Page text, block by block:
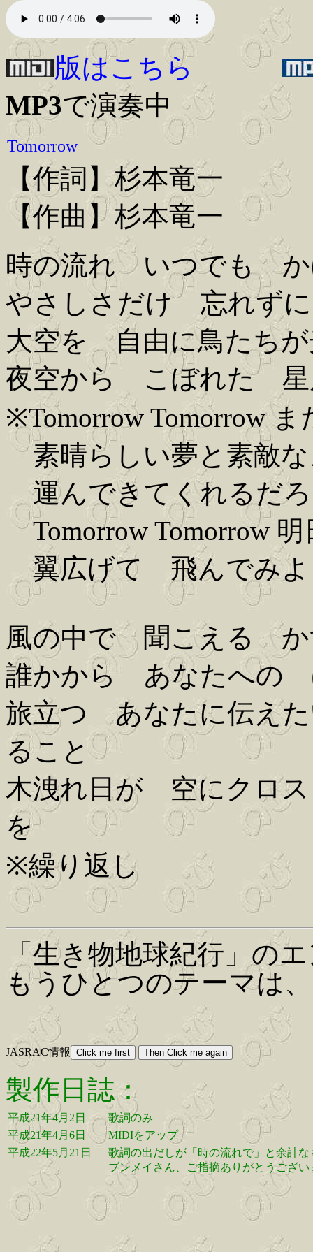
版はこちら
MP3で演奏中
Tomorrow
【作詞】杉本竜一
【作曲】杉本竜一
時の流れ いつでも か
やさしさだけ 忘れず
大空を 自由に鳥たち
夜空から こぼれた 星
※Tomorrow Tomorrow ま
素晴らしい夢と素敵
運んできてくれるだ
Tomorrow Tomorrow
翼広げて 飛んでみよ
風の中で 聞こえる
誰かから あなたへの
旅立つ あなたに伝え
ること
木洩れ日が 空にクロ
を
※繰り返し
「生き物地球紀行」の
もうひとつのテーマは
JASRAC情報
製作日誌：
平成21年4月2日
歌詞のみ
平成21年4月6日
MIDIをアップ
平成22年5月21日
歌詞の出だしが「時の流れで」と余計
ブンメイさん、ご指摘ありがとうござい